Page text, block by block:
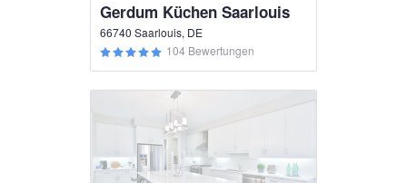
Gerdum Küchen Saarlouis
66740 Saarlouis, DE
104 Bewertungen